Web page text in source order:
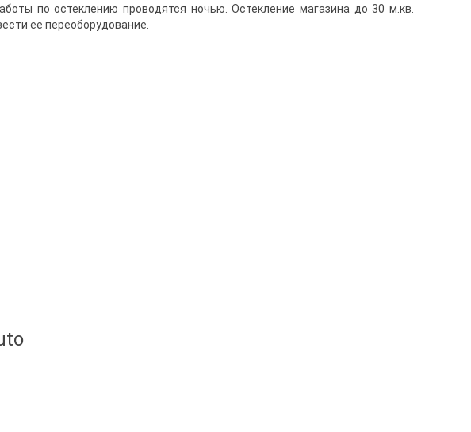
по остеклению проводятся ночью. Остекление магазина до 30 м.кв.
ее переоборудование.